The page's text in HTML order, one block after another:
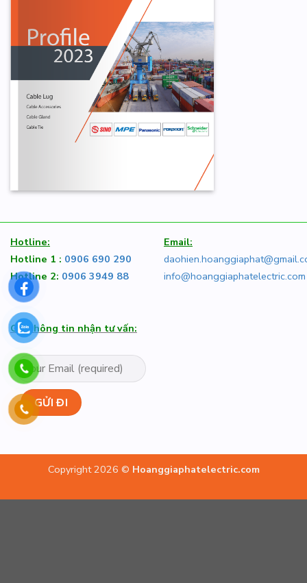
Hotline:
Hotline 1 : 0906 690 290
Hotline 2: 0906 3949 88
Email:
info@hoanggiaphatelectric.com
Gửi thông tin nhận tư vấn:
Copyright 2026 © Hoanggiaphatelectric.com